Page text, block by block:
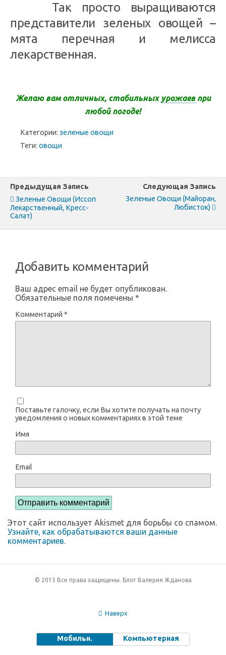
Так просто выращиваются
представители зеленых овощей –
мята перечная и мелисса
лекарственная.
Желаю вам отличных, стабильных урожаевпри
любой погоде!
Категории: зеленые овощи
Теги: овощи
Предыдущая Запись
Зеленые Овощи (иссоп
Лекарственный, Кресс-
Салат)
Следующая Запись
Зеленые Овощи (майоран,
Любисток)
Добавить комментарий
Ваш адрес email не будет опубликован.
Обязательные поля помечены *
Комментарий *
Поставьте галочку, если Вы хотите получать на почту
уведомления о новых комментариях в этой теме
Имя
Email
Этот сайт использует Akismet для борьбы со спамом.
Узнайте, как обрабатываются ваши данные
комментариев.
© 2015 Все права защищены. Блог Валерия Жданова
Наверх
Мобильн. Компьютерная